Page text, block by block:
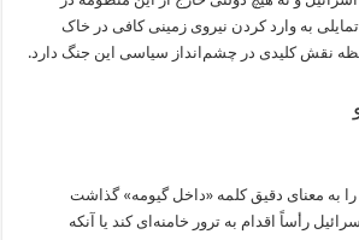
به وارد کردن نیروی زمینی کافی در خاک
نقش کلیدی در چشم‌انداز سیاسی این جنگ دارد.
را به معنای دقیق کلمه «داخل گیومه» گذاشت
رأساً اقدام به ترور خامنه‌ای کند یا آنکه